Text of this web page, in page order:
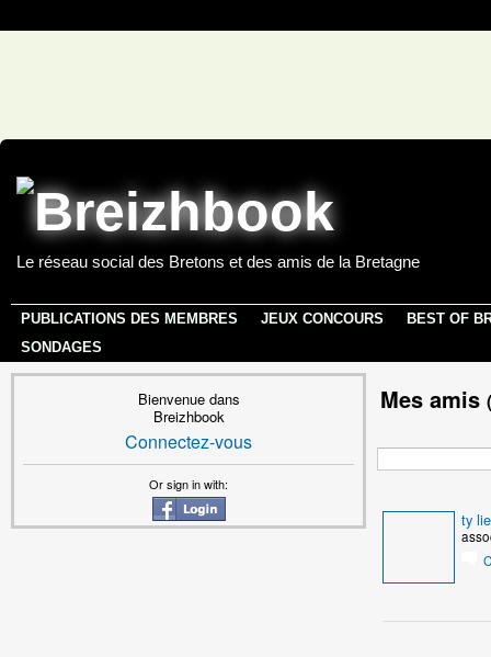
Le réseau social des Bretons et des amis de la Bretagne
PUBLICATIONS DES MEMBRES JEUX CONCOURS
BEST OF
SONDAGES
Bienvenue dans
Breizhbook
Connectez-vous
Or sign in with:
Mes amis
ty